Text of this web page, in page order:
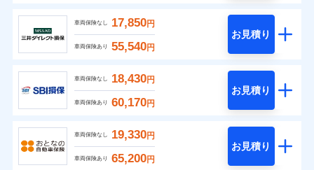
車両保険なし 17,850円
車両保険あり 55,540円
お見積り
車両保険なし 18,430円
車両保険あり 60,170円
お見積り
車両保険なし 19,330円
車両保険あり 65,200円
お見積り